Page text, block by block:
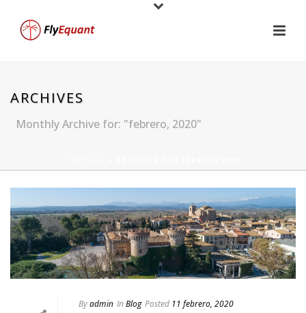
ARCHIVES
Monthly Archive for: "febrero, 2020"
Byadmin InBlog Posted 11 febrero, 2020